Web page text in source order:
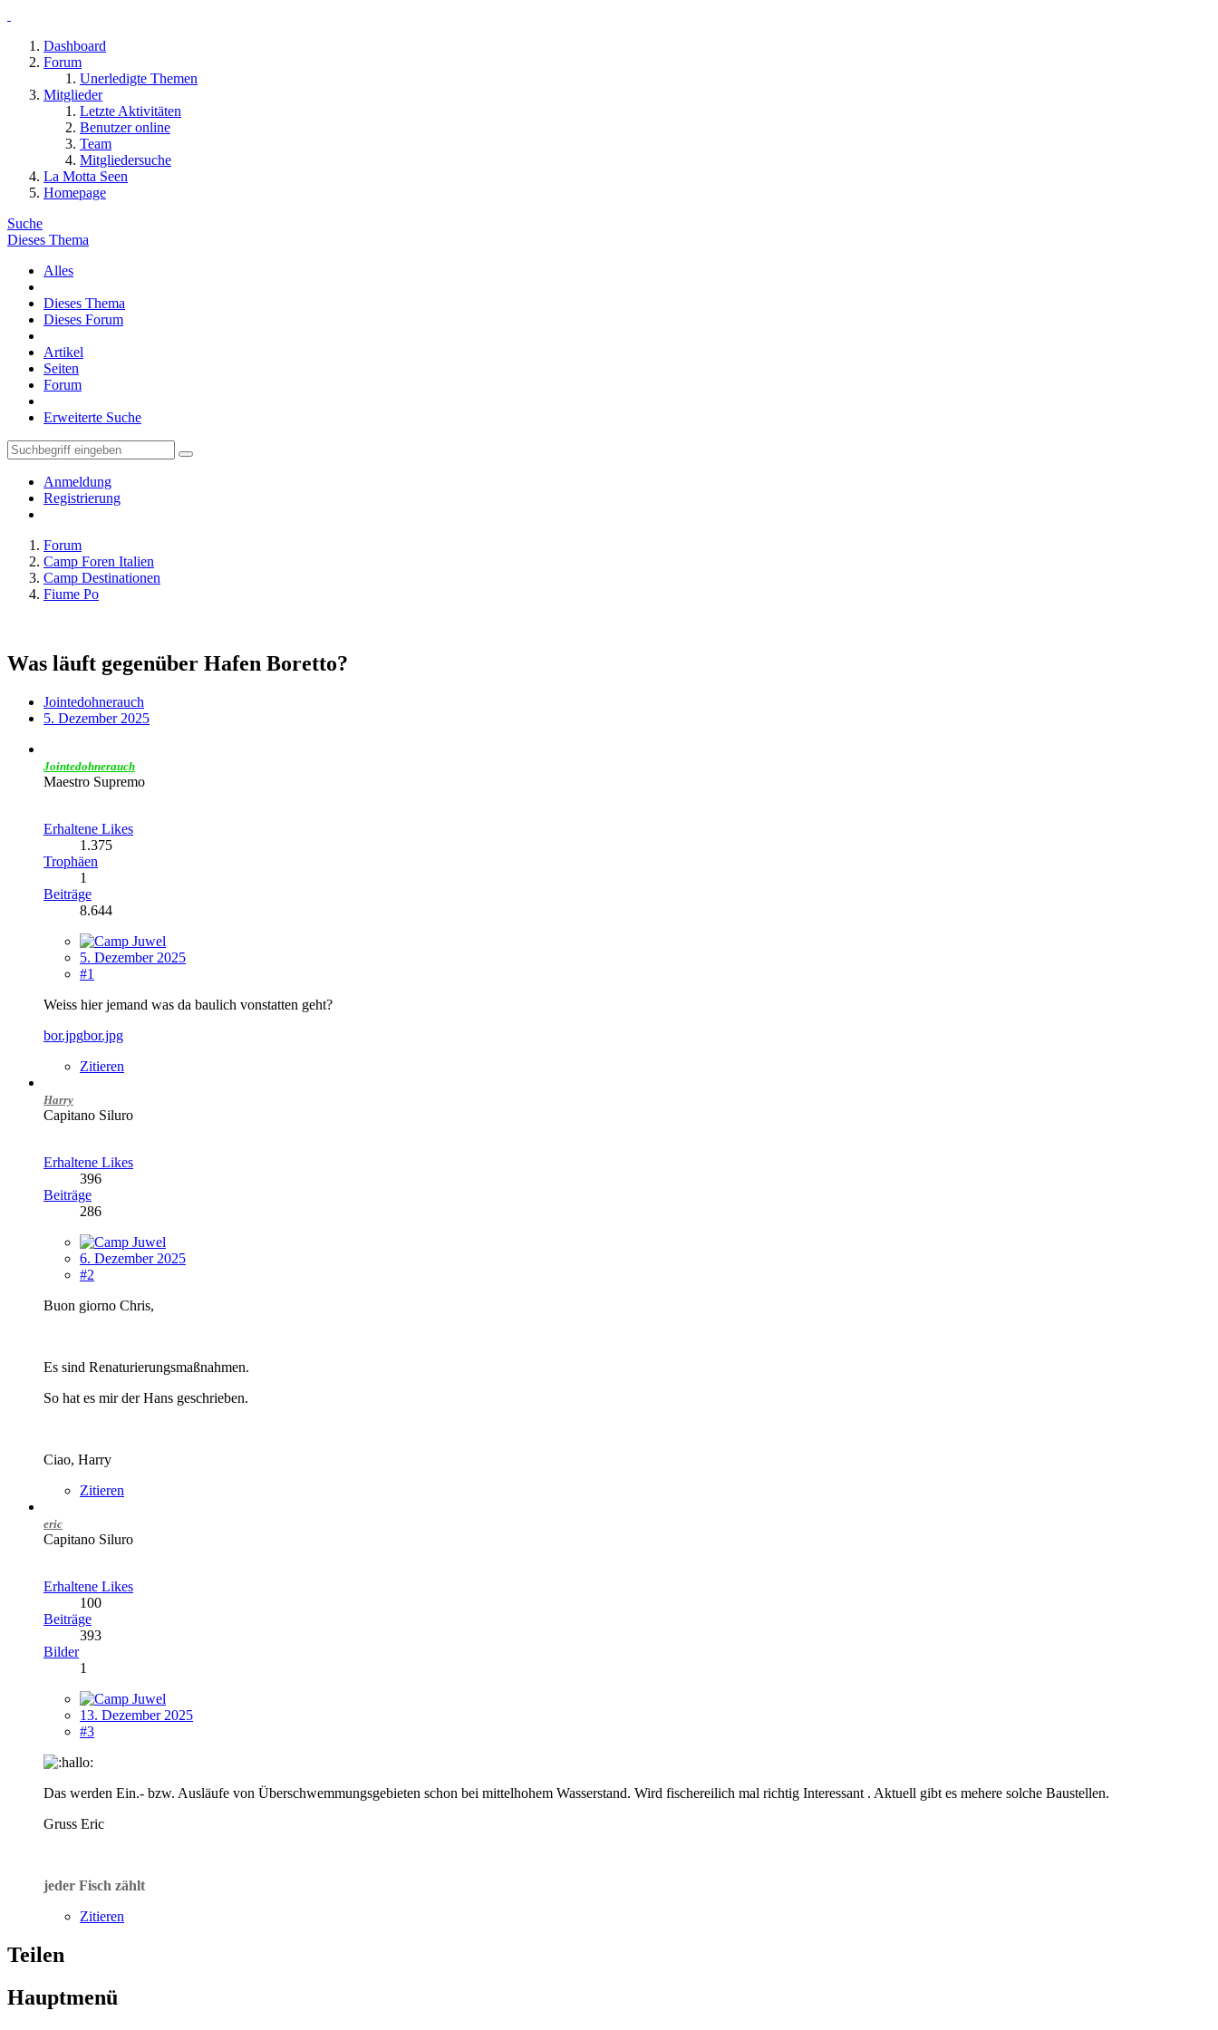
Dashboard
Forum
Unerledigte Themen
Mitglieder
Letzte Aktivitäten
Benutzer online
Team
Mitgliedersuche
La Motta Seen
Homepage
Suche
Dieses Thema
Alles
Dieses Thema
Dieses Forum
Artikel
Seiten
Forum
Erweiterte Suche
Anmeldung
Registrierung
Forum
Camp Foren Italien
Camp Destinationen
Fiume Po
Was läuft gegenüber Hafen Boretto?
Jointedohnerauch
5. Dezember 2025
Jointedohnerauch
Maestro Supremo
Erhaltene Likes
1.375
Trophäen
1
Beiträge
8.644
5. Dezember 2025
#1
Weiss hier jemand was da baulich vonstatten geht?
bor.jpgbor.jpg
Zitieren
Harry
Capitano Siluro
Erhaltene Likes
396
Beiträge
286
6. Dezember 2025
#2
Buon giorno Chris,
Es sind Renaturierungsmaßnahmen.
So hat es mir der Hans geschrieben.
Ciao, Harry
Zitieren
eric
Capitano Siluro
Erhaltene Likes
100
Beiträge
393
Bilder
1
13. Dezember 2025
#3
Das werden Ein.- bzw. Ausläufe von Überschwemmungsgebieten schon bei mittelhohem Wasserstand. Wird fischereilich mal richtig Interessant . Aktuell gibt es mehere solche Baustellen.
Gruss Eric
jeder Fisch zählt
Zitieren
Teilen
Hauptmenü